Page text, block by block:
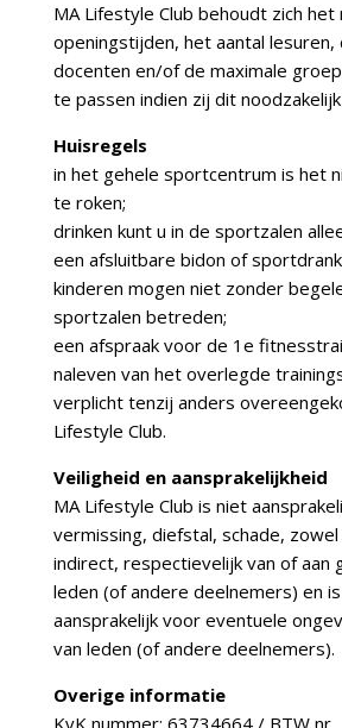
MA Lifestyle Club behoudt zich het
openingstijden, het aantal lesuren,
docenten en/of de maximale
te passen indien zij dit
Huisregels
in het gehele sportcentrum is het
te roken;
drinken kunt u in de sportzalen
een afsluitbare bidon of
kinderen mogen niet zonder
sportzalen betreden;
een afspraak voor de 1e
naleven van het overlegde
verplicht tenzij anders
Lifestyle Club.
Veiligheid en aansprakelijkheid
MA Lifestyle Club is niet
vermissing, diefstal, schade,
indirect, respectievelijk van of aan
leden (of andere deelnemers) en
aansprakelijk voor eventuele
van leden (of andere deelnemers).
Overige informatie
KvK nummer: 63734664 / BTW nr.